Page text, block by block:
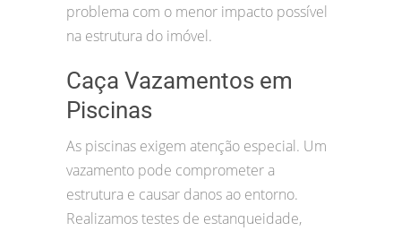
problema com o menor impacto possível
na estrutura do imóvel.
Caça Vazamentos em
Piscinas
As piscinas exigem atenção especial. Um
vazamento pode comprometer a
estrutura e causar danos ao entorno.
Realizamos testes de estanqueidade,